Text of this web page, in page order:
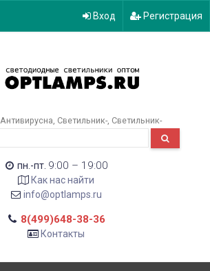
Вход Регистрация
Антивирусна Светильник- Светильник-
пн.-пт. 9:00 – 19:00
Как нас найти
info@optlamps.ru
8(499)648-38-36
Контакты